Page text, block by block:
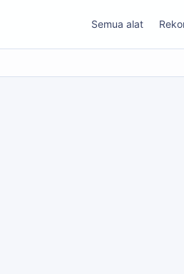
Semua alat